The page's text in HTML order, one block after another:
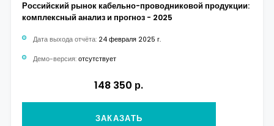
Российский рынок кабельно-проводниковой продукции:
комплексный анализ и прогноз - 2025
Дата выхода отчёта: 24 февраля 2025 г.
Демо-версия: отсутствует
148 350 р.
ЗАКАЗАТЬ